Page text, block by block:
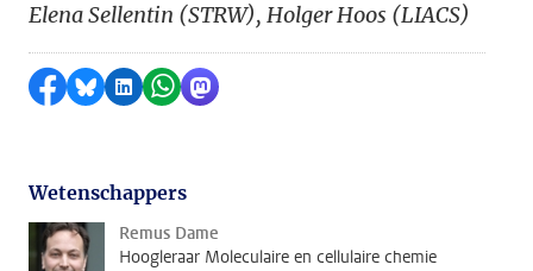
Elena Sellentin (STRW), Holger Hoos (LIACS)
Delen op Facebook
Delen via Bluesky
Delen op LinkedIn
Delen via WhatsApp
Delen via Mastodon
Wetenschappers
Remus Dame
Hoogleraar Moleculaire en cellulaire chemie